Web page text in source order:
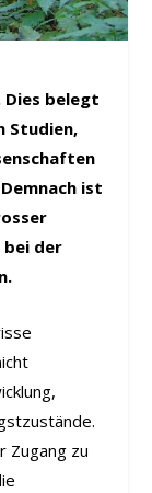
belegt
Studien,
ist
bei der
Zugang zu